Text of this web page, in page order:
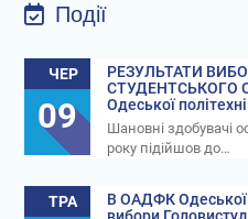
Події
ЧЕР
09
РЕЗУЛЬТАТИ
Одеської
Шановні здобувачі
року підійшов до…
ТРА
В ОАДФК Одеської